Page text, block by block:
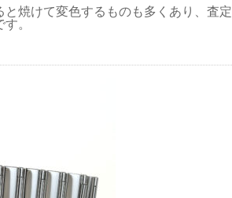
と焼けて変色するものも多くあり、査定
。